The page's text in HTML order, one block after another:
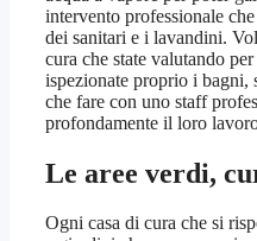
intervento professionale
dei sanitari e i lavandini.
cura che state valutando
ispezionate proprio i bagni,
che fare con uno staff
profondamente il loro
Le aree verdi,
Ogni casa di cura che si